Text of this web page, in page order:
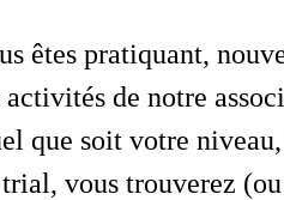
êtes pratiquant,
activités de notre
que soit votre
vous trouverez